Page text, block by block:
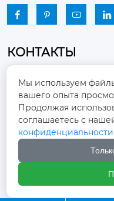
   
КОНТАКТЫ

Промышленный
район
Шаньдун
winston-
+86-
 +86 13806434669
Мы используем
вашего опыта
Продолжая
соглашаетесь с